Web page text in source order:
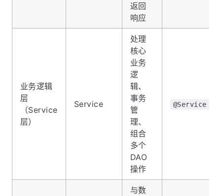
返回
响应
业务逻辑
层
（Service
层）
Service
处理
核心
业务
逻
辑、
事务
管
理、
组合
多个
DAO
操作
@Service
与数